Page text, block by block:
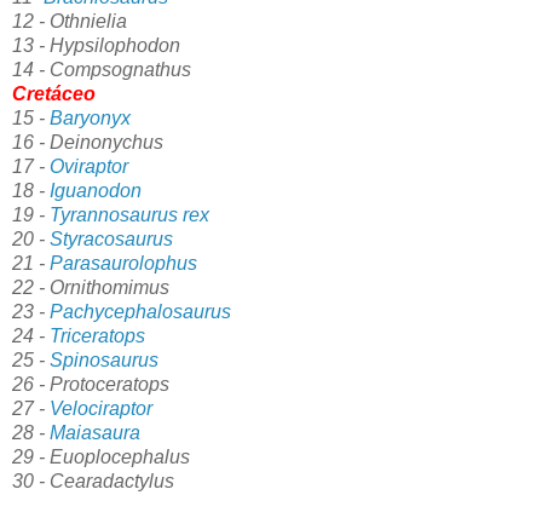
12 - Othnielia
13 - Hypsilophodon
14 - Compsognathus
Cretáceo
15 - Baryonyx
16 - Deinonychus
17 - Oviraptor
18 - Iguanodon
19 - Tyrannosaurus rex
20 - Styracosaurus
21 - Parasaurolophus
22 - Ornithomimus
23 - Pachycephalosaurus
24 - Triceratops
25 - Spinosaurus
26 - Protoceratops
27 - Velociraptor
28 - Maiasaura
29 - Euoplocephalus
30 - Cearadactylus